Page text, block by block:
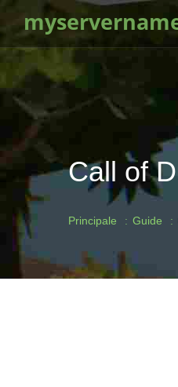
Call of
Principale Guide